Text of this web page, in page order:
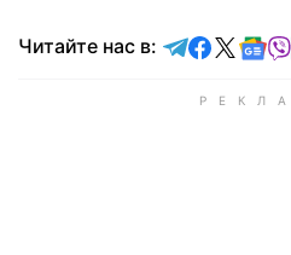
Читайте нас в: Читайте в
Читайте